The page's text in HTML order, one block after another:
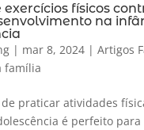
exercícios físicos
na
| mar 8, 2024| Artigos
família
praticar atividades
é perfeito